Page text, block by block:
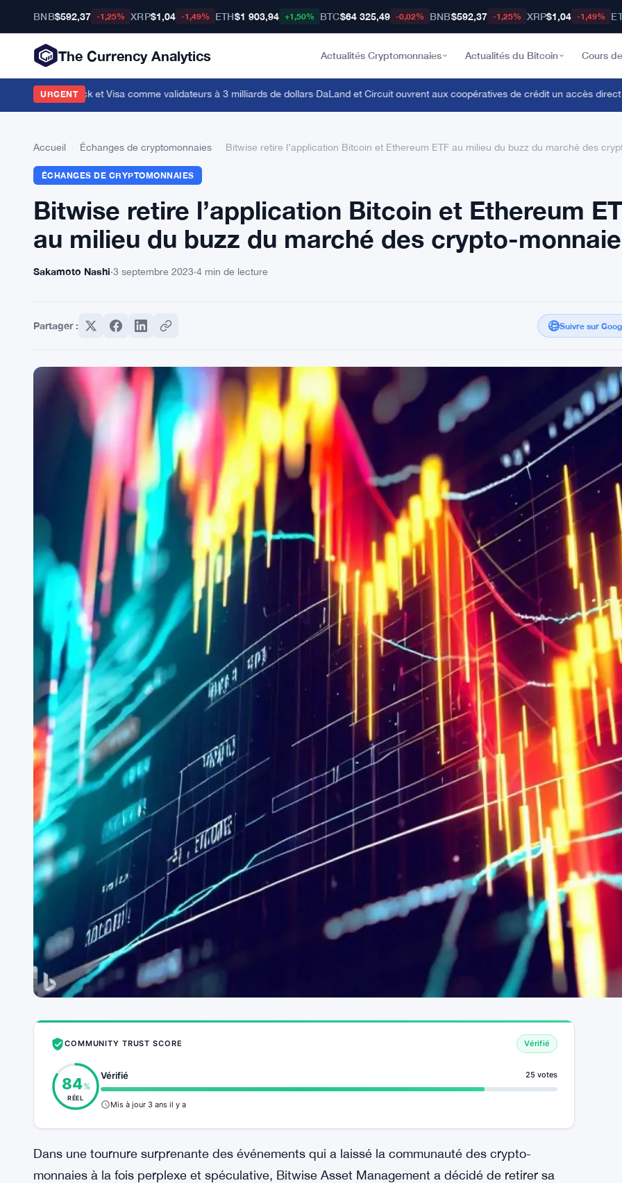
BNB$592,37 -1,25% XRP$1,04 -1,49% ETH$1 903,94 +1,50% BTC$64 325,49 -0,02% BNB$592,37 -1,25% XRP$1,04 -1,49%
The Currency Analytics Actualités Cryptomonnaies Actualités du Bitcoin Cours
URGENT
BlackRock et Visa comme validateurs à 3 milliards de dollars·DaLand et Circuit ouvrent aux coopératives de crédit un accès direct au
Accueil Échanges de cryptomonnaies Bitwise retire l’application Bitcoin et Ethereum ETF au milieu du buzz du marché des
ÉCHANGES DE CRYPTOMONNAIES
Bitwise retire l’application Bitcoin et Ethereum
au milieu du buzz du marché des crypto-
Sakamoto Nashi·3 septembre 2023·4 min de lecture
Partager : Suivre sur
COMMUNITY TRUST SCORE Vérifié
84%
RÉEL
Vérifié 25 votes
Mis à jour 3 ans il y a
Dans une tournure surprenante des événements qui a laissé la communauté des crypto-
monnaies à la fois perplexe et spéculative, Bitwise Asset Management a décidé de retirer sa